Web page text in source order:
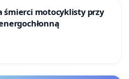
śmierci motocyklisty przy